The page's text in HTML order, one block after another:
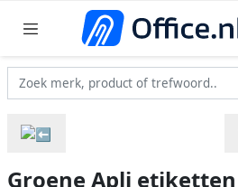
Groene Apli etiketten